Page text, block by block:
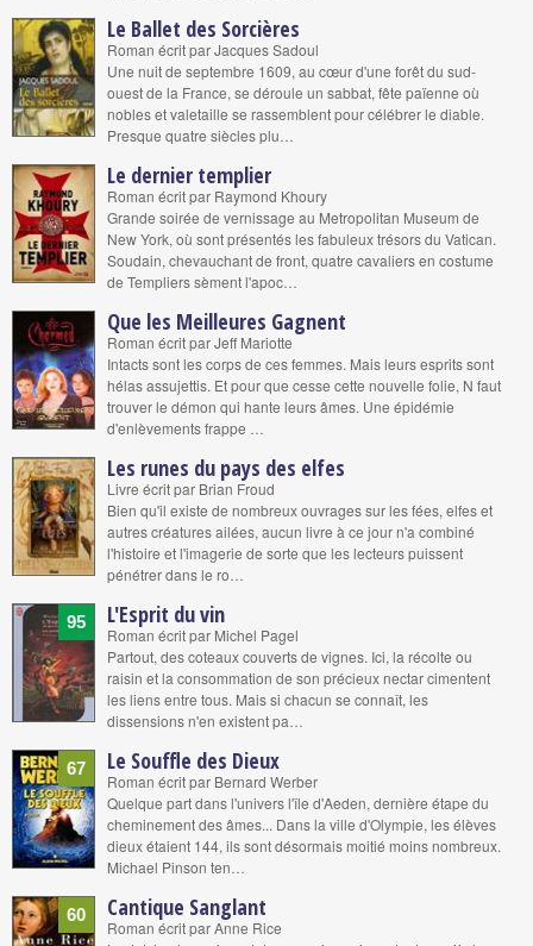
Le Ballet des Sorcières
Roman écrit par Jacques Sadoul
Une nuit de septembre 1609, au cœur d'une forêt du sud-
ouest de la France, se déroule un sabbat, fête païenne où
nobles et valetaille se rassemblent pour célébrer le diable.
Presque quatre siècles plu…
Le dernier templier
Roman écrit par Raymond Khoury
Grande soirée de vernissage au Metropolitan Museum de
New York, où sont présentés les fabuleux trésors du Vatican.
Soudain, chevauchant de front, quatre cavaliers en costume
de Templiers sèment l'apoc…
Que les Meilleures Gagnent
Roman écrit par Jeff Mariotte
Intacts sont les corps de ces femmes. Mais leurs esprits sont
hélas assujettis. Et pour que cesse cette nouvelle folie, N faut
trouver le démon qui hante leurs âmes. Une épidémie
d'enlèvements frappe …
Les runes du pays des elfes
Livre écrit par Brian Froud
Bien qu'il existe de nombreux ouvrages sur les fées, elfes et
autres créatures ailées, aucun livre à ce jour n'a combiné
l'histoire et l'imagerie de sorte que les lecteurs puissent
pénétrer dans le ro…
95 L'Esprit du vin
Roman écrit par Michel Pagel
Partout, des coteaux couverts de vignes. Ici, la récolte ou
raisin et la consommation de son précieux nectar cimentent
les liens entre tous. Mais si chacun se connaît, les
dissensions n'en existent pa…
67 Le Souffle des Dieux
Roman écrit par Bernard Werber
Quelque part dans l'univers l'île d'Aeden, dernière étape du
cheminement des âmes... Dans la ville d'Olympie, les élèves
dieux étaient 144, ils sont désormais moitié moins nombreux.
Michael Pinson ten…
60 Cantique Sanglant
Roman écrit par Anne Rice